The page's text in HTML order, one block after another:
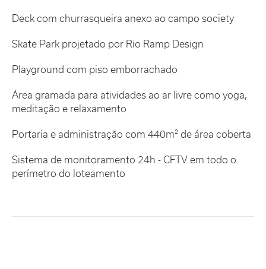
Deck com churrasqueira anexo ao campo society
Skate Park projetado por Rio Ramp Design
Playground com piso emborrachado
Área gramada para atividades ao ar livre como yoga,
meditação e relaxamento
Portaria e administração com 440m² de área coberta
Sistema de monitoramento 24h - CFTV em todo o
perímetro do loteamento